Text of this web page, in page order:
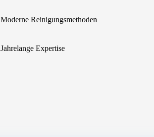
Moderne Reinigungsmethoden
Jahrelange Expertise